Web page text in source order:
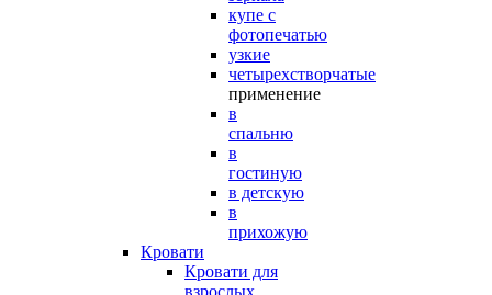
купе с
фотопечатью
узкие
четырехстворчатые
применение
в
спальню
в
гостиную
в детскую
в
прихожую
Кровати
Кровати для
взрослых